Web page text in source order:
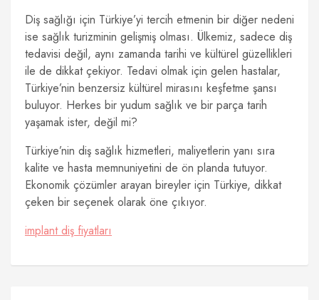
Diş sağlığı için Türkiye’yi tercih etmenin bir diğer nedeni
ise sağlık turizminin gelişmiş olması. Ülkemiz, sadece diş
tedavisi değil, aynı zamanda tarihi ve kültürel güzellikleri
ile de dikkat çekiyor. Tedavi olmak için gelen hastalar,
Türkiye’nin benzersiz kültürel mirasını keşfetme şansı
buluyor. Herkes bir yudum sağlık ve bir parça tarih
yaşamak ister, değil mi?
Türkiye’nin diş sağlık hizmetleri, maliyetlerin yanı sıra
kalite ve hasta memnuniyetini de ön planda tutuyor.
Ekonomik çözümler arayan bireyler için Türkiye, dikkat
çeken bir seçenek olarak öne çıkıyor.
implant diş fiyatları